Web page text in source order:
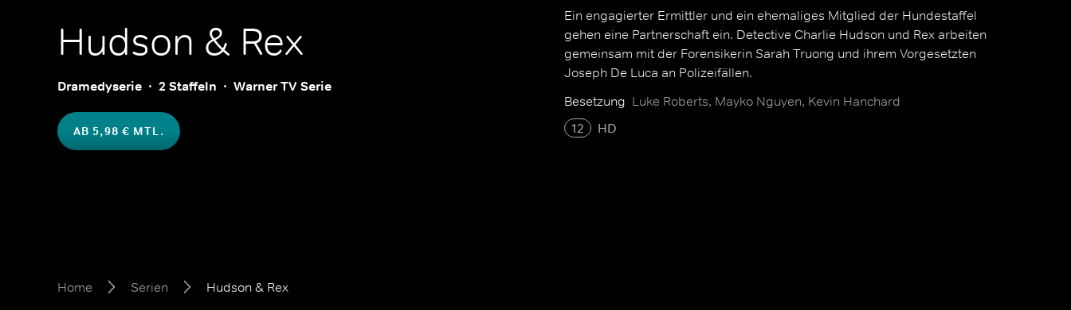
Hudson & Rex
Dramedyserie 2 Staffeln Warner TV Serie
AB 5,98 € MTL.
Ein engagierter Ermittler und ein ehemaliges Mitglied der Hundestaffel
gehen eine Partnerschaft ein. Detective Charlie Hudson und Rex arbeiten
gemeinsam mit der Forensikerin Sarah Truong und ihrem Vorgesetzten
Joseph De Luca an Polizeifällen.
Besetzung Luke Roberts, Mayko Nguyen, Kevin Hanchard
12
HD
Home Serien Hudson & Rex